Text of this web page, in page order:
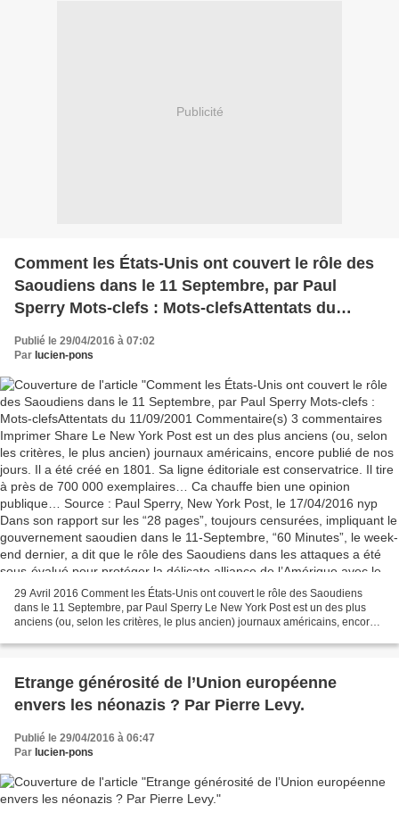
Publicité
Comment les États-Unis ont couvert le rôle des
Saoudiens dans le 11 Septembre, par Paul
Sperry Mots-clefs : Mots-clefsAttentats du
Imprimer Share Le New York Post est un des
plus anciens (ou, selon les critères, le plus
ancien) journaux américains, encore publié de
nos jours. Il a été créé en 1801. Sa ligne
éditoriale est conservatrice. Il tire à près de 700
000 exemplaires… Ca chauffe bien une opinion
publique… Source : Paul Sperry, New York Post,
le 17/04/2016 nyp Dans son rapport sur les “28
pages”, toujours censurées, impliquant le
gouvernement saoudien dans le 11-Septembre,
“60 Minutes”, le week-end dernier, a dit que le
rôle des Saoudiens dans les attaques a été
sous-évalué pour protéger la délicate alliance de
l’Amérique avec le royaume riche en pétrole.
l’implication du royaume a été délibérément
dissimulée aux plus hauts niveaux de notre
gouvernement. Et cette dissimulation va bien
au-delà d’enfermer les 28 pages du rapport
saoudien dans une chambre forte du sous-sol
du Capitole américain. Les enquêtes ont été
Publié le 29/04/2016 à 07:02
Par lucien-pons
29 Avril 2016 Comment les États-Unis ont couvert le rôle des Saoudiens
dans le 11 Septembre, par Paul Sperry Le New York Post est un des plus
anciens (ou, selon les critères, le plus ancien) journaux américains, encore
Etrange générosité de l’Union européenne
envers les néonazis ? Par Pierre Levy.
Publié le 29/04/2016 à 06:47
Par lucien-pons